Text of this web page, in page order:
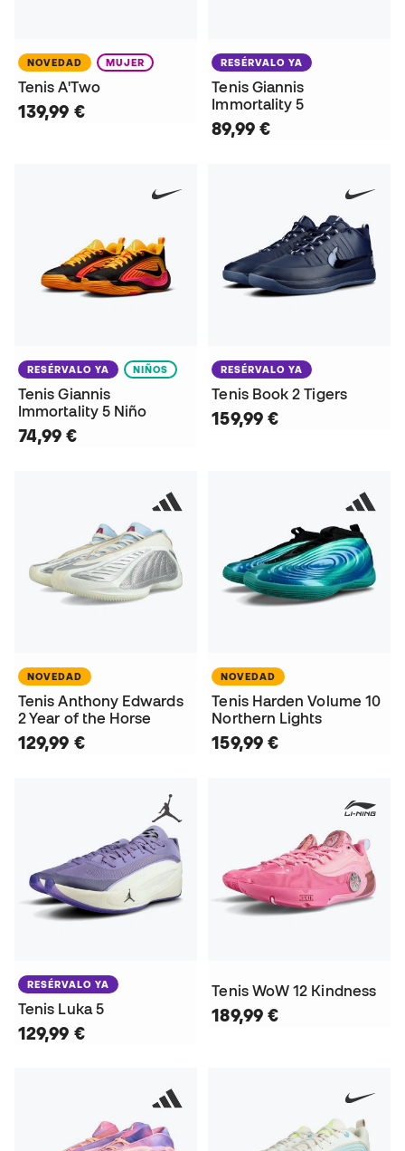
NOVEDAD MUJER
Tenis A'Two
139,99 €
RESÉRVALO YA
Tenis Giannis
Immortality 5
89,99 €
RESÉRVALO YA NIÑOS
Tenis Giannis
Immortality 5 Niño
74,99 €
RESÉRVALO YA
Tenis Book 2 Tigers
159,99 €
NOVEDAD
Tenis Anthony Edwards
2 Year of the Horse
129,99 €
NOVEDAD
Tenis Harden Volume 10
Northern Lights
159,99 €
RESÉRVALO YA
Tenis Luka 5
129,99 €
Tenis WoW 12 Kindness
189,99 €